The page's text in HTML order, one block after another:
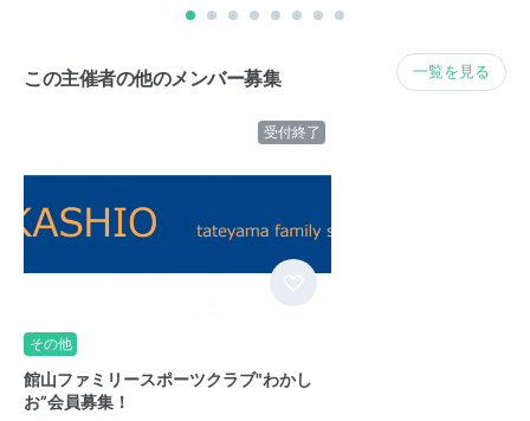
この主催者の他のメンバー募集 一覧を見る
受付終了
その他
館山ファミリースポーツクラブ"わかし
お”会員募集！